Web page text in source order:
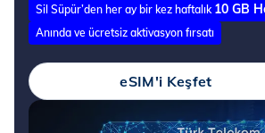
Sil Süpür’den her ay bir kez haftalık 10 GB
Anında ve ücretsiz aktivasyon fırsatı
eSIM'i Keşfet